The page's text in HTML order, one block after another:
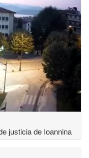
justicia de Ioannina